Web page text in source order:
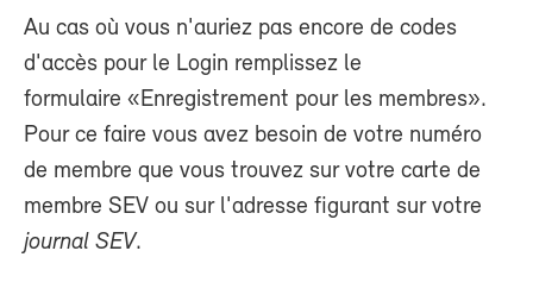
Au cas où vous n'auriez pas encore de codes
d'accès pour le Login remplissez le
formulaire «Enregistrement pour les membres».
Pour ce faire vous avez besoin de votre numéro
de membre que vous trouvez sur votre carte de
membre SEV ou sur l'adresse figurant sur votre
journal SEV.